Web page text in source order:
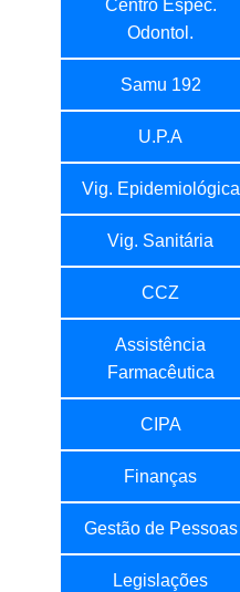
Centro Espec.
Odontol.
Samu 192
U.P.A
Vig. Epidemiológica
Vig. Sanitária
CCZ
Assistência
Farmacêutica
CIPA
Finanças
Gestão de Pessoas
Legislações